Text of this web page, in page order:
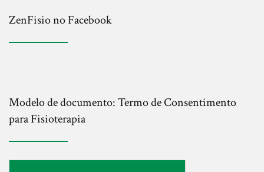
ZenFisio no Facebook
Modelo de documento: Termo de Consentimento
para Fisioterapia